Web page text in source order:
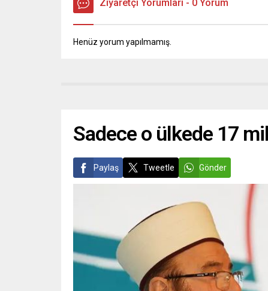
Ziyaretçi Yorumları - 0 Yorum
Henüz yorum yapılmamış.
Sadece o ülkede 17
Paylaş Tweetle Gönder